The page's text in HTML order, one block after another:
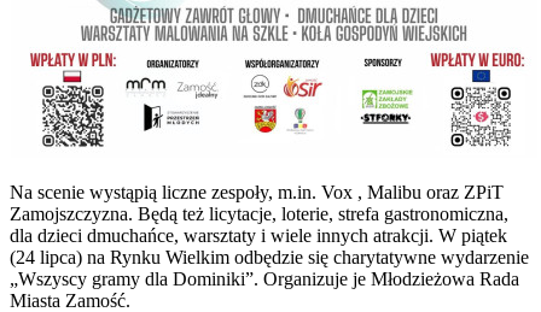
Na scenie wystąpią liczne zespoły, m.in. Vox , Malibu oraz ZPiT
Zamojszczyzna. Będą też licytacje, loterie, strefa gastronomiczna,
dla dzieci dmuchańce, warsztaty i wiele innych atrakcji. W piątek
(24 lipca) na Rynku Wielkim odbędzie się charytatywne wydarzenie
„Wszyscy gramy dla Dominiki”. Organizuje je Młodzieżowa Rada
Miasta Zamość.